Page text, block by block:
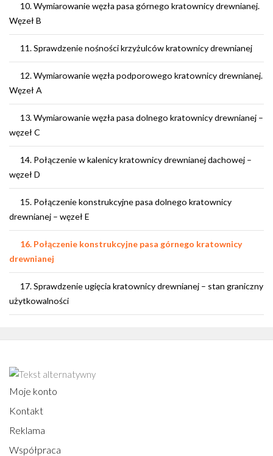
10. Wymiarowanie węzła pasa górnego kratownicy drewnianej.
Węzeł B
11. Sprawdzenie nośności krzyżulców kratownicy drewnianej
12. Wymiarowanie węzła podporowego kratownicy drewnianej.
Węzeł A
13. Wymiarowanie węzła pasa dolnego kratownicy drewnianej –
węzeł C
14. Połączenie w kalenicy kratownicy drewnianej dachowej –
węzeł D
15. Połączenie konstrukcyjne pasa dolnego kratownicy
drewnianej – węzeł E
16. Połączenie konstrukcyjne pasa górnego kratownicy
drewnianej
17. Sprawdzenie ugięcia kratownicy drewnianej – stan graniczny
użytkowalności
Moje konto
Kontakt
Reklama
Współpraca